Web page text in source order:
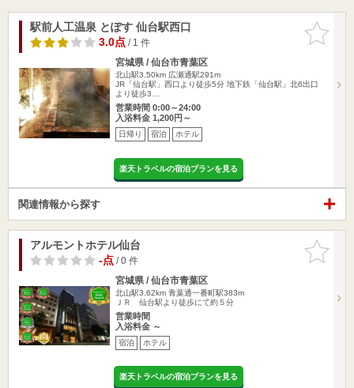
お気に入
りに追加
駅前人工温泉 とぽす 仙台駅西口
3.0点/ 1 件
宮城県 / 仙台市青葉区
北山駅3.50km 広瀬通駅291m
JR「仙台駅」西口より徒歩5分 地下鉄「仙台駅」北6出口
より徒歩3…
営業時間 0:00～24:00
入浴料金 1,200円～
日帰り 宿泊 ホテル
楽天トラベルの宿泊プランを見る
関連情報から探す
お気に入
りに追加
アルモントホテル仙台
-点/ 0 件
宮城県 / 仙台市青葉区
北山駅3.62km 青葉通一番町駅383m
ＪＲ 仙台駅より徒歩にて約５分
営業時間
入浴料金 ～
宿泊 ホテル
楽天トラベルの宿泊プランを見る